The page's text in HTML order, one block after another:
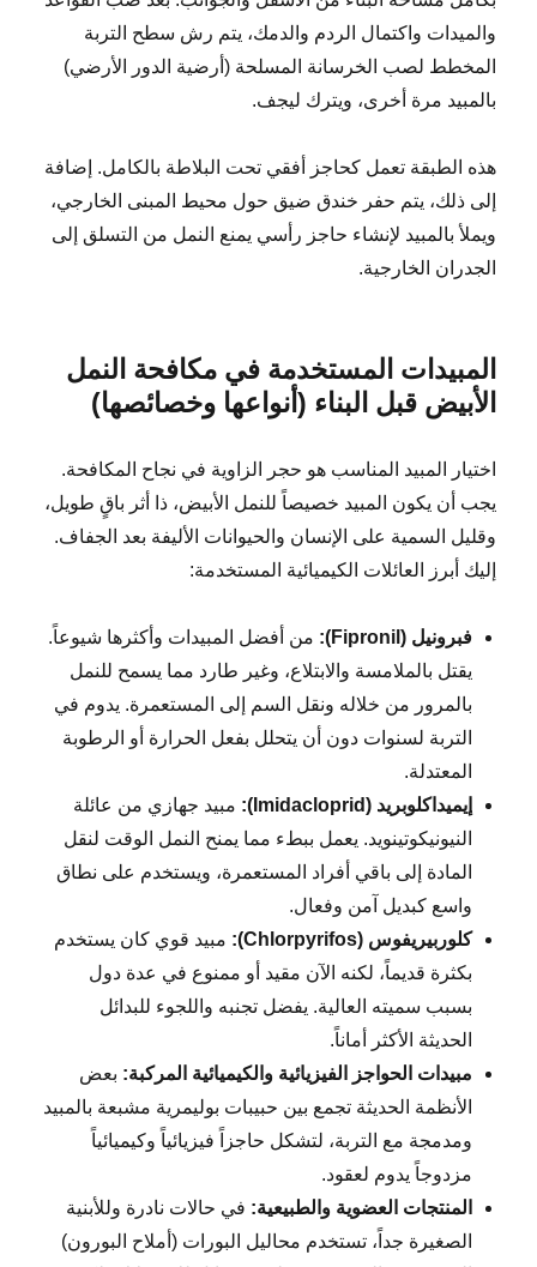
والميدات واكتمال الردم والدمك، يتم رش سطح التربة
المخطط لصب الخرسانة المسلحة (أرضية الدور الأرضي)
بالمبيد مرة أخرى، ويترك ليجف.
هذه الطبقة تعمل كحاجز أفقي تحت البلاطة بالكامل. إضافة
إلى ذلك، يتم حفر خندق ضيق حول محيط المبنى الخارجي،
ويملأ بالمبيد لإنشاء حاجز رأسي يمنع النمل من التسلق إلى
الجدران الخارجية.
المبيدات المستخدمة في مكافحة النمل
الأبيض قبل البناء (أنواعها وخصائصها)
اختيار المبيد المناسب هو حجر الزاوية في نجاح المكافحة.
يجب أن يكون المبيد خصيصاً للنمل الأبيض، ذا أثر باقٍ طويل،
وقليل السمية على الإنسان والحيوانات الأليفة بعد الجفاف.
إليك أبرز العائلات الكيميائية المستخدمة:
فبرونيل (Fipronil):
من أفضل المبيدات وأكثرها شيوعاً.
يقتل بالملامسة والابتلاع، وغير طارد مما يسمح للنمل
بالمرور من خلاله ونقل السم إلى المستعمرة. يدوم في
التربة لسنوات دون أن يتحلل بفعل الحرارة أو الرطوبة
المعتدلة.
إيميداكلوبريد (Imidacloprid):
مبيد جهازي من عائلة
النيونيكوتينويد. يعمل ببطء مما يمنح النمل الوقت لنقل
المادة إلى باقي أفراد المستعمرة، ويستخدم على نطاق
واسع كبديل آمن وفعال.
كلوربيريفوس (Chlorpyrifos):
مبيد قوي كان يستخدم
بكثرة قديماً، لكنه الآن مقيد أو ممنوع في عدة دول
بسبب سميته العالية. يفضل تجنبه واللجوء للبدائل
الحديثة الأكثر أماناً.
مبيدات الحواجز الفيزيائية والكيميائية المركبة: بعض
الأنظمة الحديثة تجمع بين حبيبات بوليمرية مشبعة بالمبيد
ومدمجة مع التربة، لتشكل حاجزاً فيزيائياً وكيميائياً
مزدوجاً يدوم لعقود.
المنتجات العضوية والطبيعية: في حالات نادرة وللأبنية
الصغيرة جداً، تستخدم محاليل البورات (أملاح البورون)